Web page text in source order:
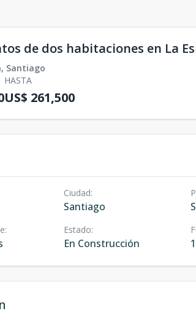
de dos habitaciones en La
, Santiago
HASTA
US$ 261,500
Ciudad:
Santiago
: Estado:
En Construcción